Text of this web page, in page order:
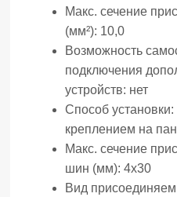
Макс. сечение
(мм²): 10,0
Возможность
подключения
устройств: нет
Способ установки:
креплением на
Макс. сечение
шин (мм): 4х30
Вид